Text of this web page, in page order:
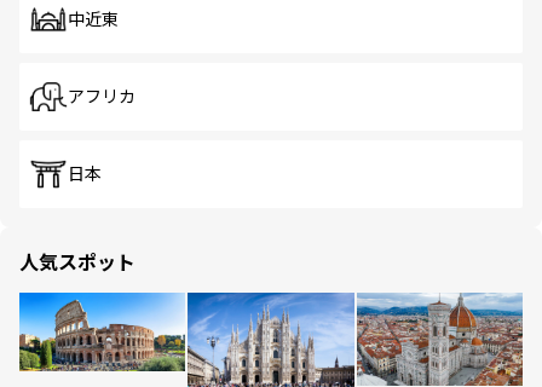
中近東
アフリカ
日本
人気スポット